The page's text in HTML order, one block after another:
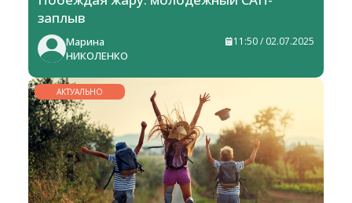
заплыв
Марина
НИКОЛЕНКО
11:50 / 02.07.2025
АКТУАЛЬНО